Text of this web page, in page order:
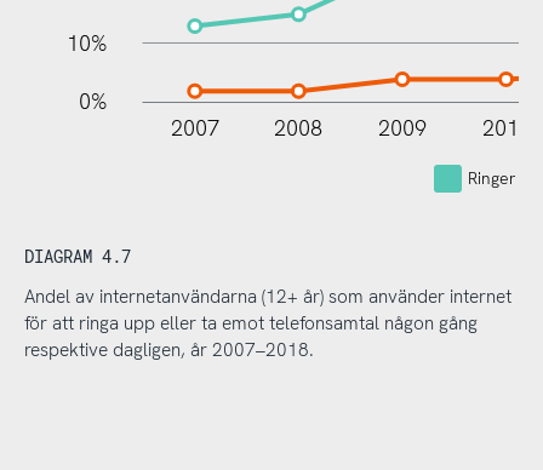
10%
0%
2007 2008 2009 2010
Ringer
DIAGRAM 4.7
Andel av internetanvändarna (12+ år) som använder internet
för att ringa upp eller ta emot telefonsamtal någon gång
respektive dagligen, år 2007–2018.